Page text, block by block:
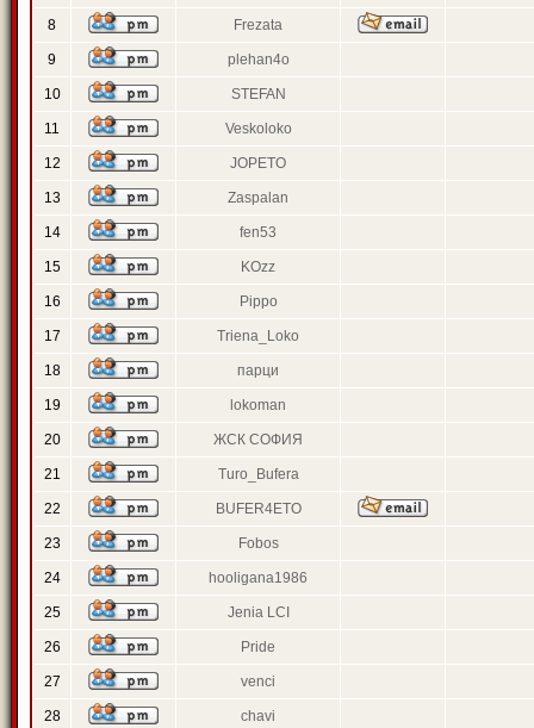
8 Frezata
9 plehan4o
10 STEFAN
11 Veskoloko
12 JOPETO
13 Zaspalan
14 fen53
15 KOzz
16 Pippo
17 Triena_Loko
18 парци
19 lokoman
20 ЖСК СОФИЯ
21 Turo_Bufera
22 BUFER4ETO
23 Fobos
24 hooligana1986
25 Jenia LCI
26 Pride
27 venci
28 chavi